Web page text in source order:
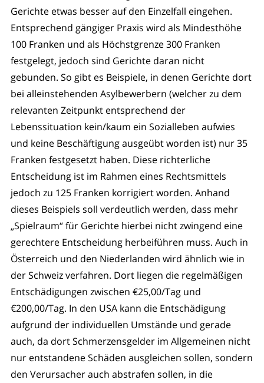
Gerichte etwas besser auf den Einzelfall eingehen.
Entsprechend gängiger Praxis wird als Mindesthöhe
100 Franken und als Höchstgrenze 300 Franken
festgelegt, jedoch sind Gerichte daran nicht
gebunden. So gibt es Beispiele, in denen Gerichte dort
bei alleinstehenden Asylbewerbern (welcher zu dem
relevanten Zeitpunkt entsprechend der
Lebenssituation kein/kaum ein Sozialleben aufwies
und keine Beschäftigung ausgeübt worden ist) nur 35
Franken festgesetzt haben. Diese richterliche
Entscheidung ist im Rahmen eines Rechtsmittels
jedoch zu 125 Franken korrigiert worden. Anhand
dieses Beispiels soll verdeutlich werden, dass mehr
„Spielraum“ für Gerichte hierbei nicht zwingend eine
gerechtere Entscheidung herbeiführen muss. Auch in
Österreich und den Niederlanden wird ähnlich wie in
der Schweiz verfahren. Dort liegen die regelmäßigen
Entschädigungen zwischen €25,00/Tag und
€200,00/Tag. In den USA kann die Entschädigung
aufgrund der individuellen Umstände und gerade
auch, da dort Schmerzensgelder im Allgemeinen nicht
nur entstandene Schäden ausgleichen sollen, sondern
den Verursacher auch abstrafen sollen, in die